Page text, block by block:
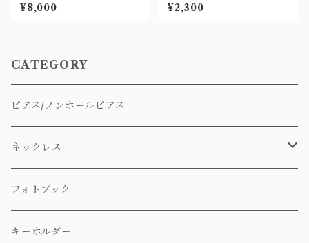
¥8,000
鍮ネックレス】
¥2,300
CATEGORY
ピアス/ノンホールピアス
ネックレス
ステンレス製
真鍮製
フォトブック
キーホルダー